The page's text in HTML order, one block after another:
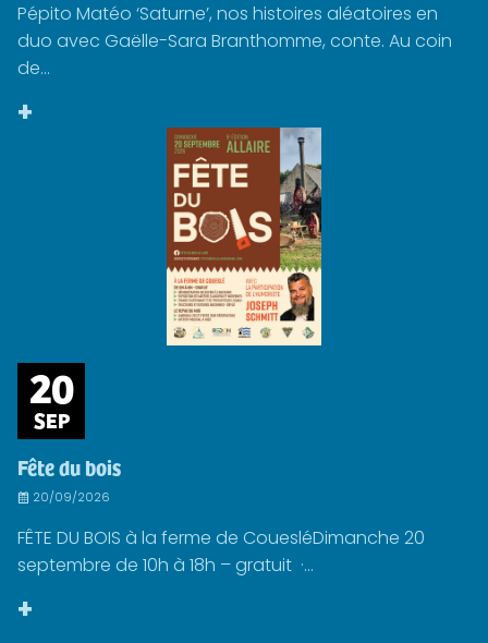
Pépito Matéo ‘Saturne’, nos histoires aléatoires en
duo avec Gaëlle-Sara Branthomme, conte. Au coin
de...
+
20
SEP
Fête du bois
20/09/2026
FÊTE DU BOIS à la ferme de CouesléDimanche 20
septembre de 10h à 18h – gratuit ·...
+